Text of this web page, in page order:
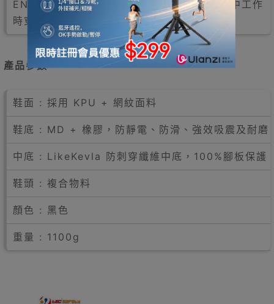
EN61340-5-1標準，適合在需要防靜電環境中工作
時穿著，保護穿著者免受靜電危害。
產品參數
鞋面 : 採用 KPU + 網紋面料
鞋底 : MD + 橡膠，防靜電、防滑、強效吸震及耐磨
中底 : LikeKevla 防刺穿纖維中底，100%腳板保護
鞋頭 : 複合物料
顏色 : 黑色
重量 : 1100g